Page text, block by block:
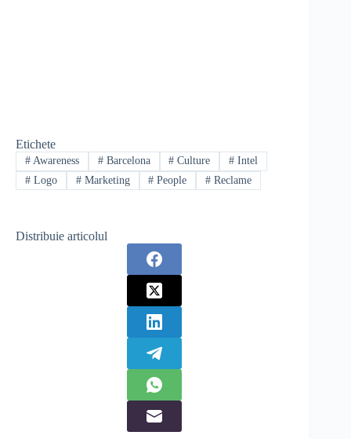
Etichete
#Awareness #Barcelona # Culture # Intel
#Logo #Marketing # People # Reclame
Distribuie articolul